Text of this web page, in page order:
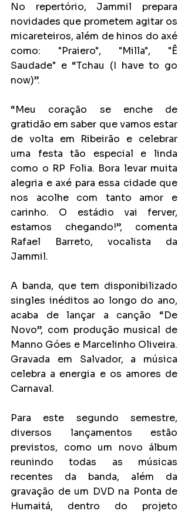
No repertório, Jammil prepara
novidades que prometem agitar os
micareteiros, além de hinos do axé
como: "Praiero", "Milla", "Ê
Saudade" e “Tchau (I have to go
now)”.
“Meu coração se enche de
gratidão em saber que vamos estar
de volta em Ribeirão e celebrar
uma festa tão especial e linda
como o RP Folia. Bora levar muita
alegria e axé para essa cidade que
nos acolhe com tanto amor e
carinho. O estádio vai ferver,
estamos chegando!”, comenta
Rafael Barreto, vocalista da
Jammil.
A banda, que tem disponibilizado
singles inéditos ao longo do ano,
acaba de lançar a canção “De
Novo”, com produção musical de
Manno Góes e Marcelinho Oliveira.
Gravada em Salvador, a música
celebra a energia e os amores de
Carnaval.
Para este segundo semestre,
diversos lançamentos estão
previstos, como um novo álbum
reunindo todas as músicas
recentes da banda, além da
gravação de um DVD na Ponta de
Humaitá, dentro do projeto